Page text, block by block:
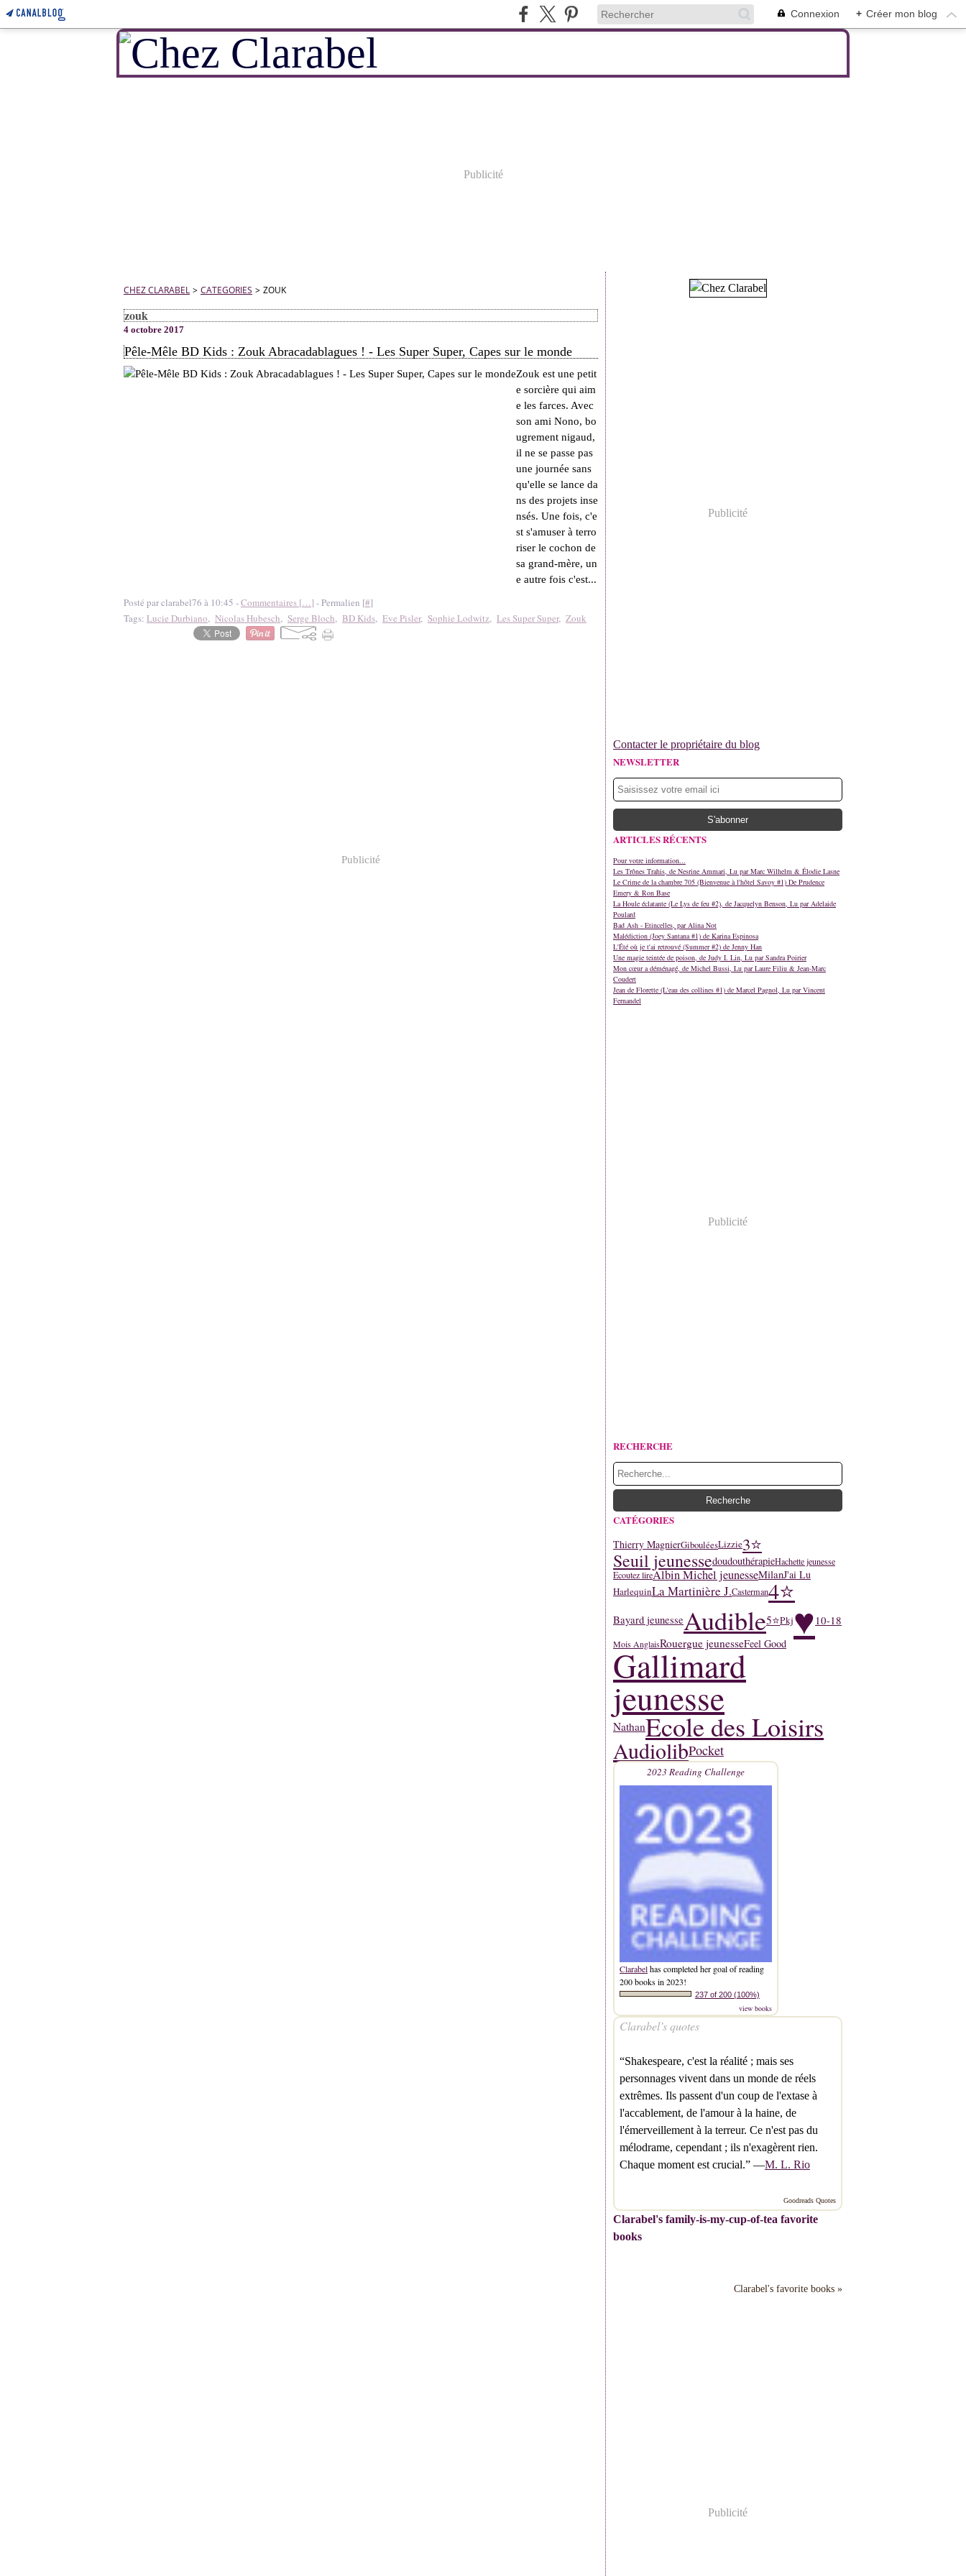
Connexion + Créer mon blog
Publicité
CHEZ CLARABEL > CATEGORIES > ZOUK
zouk
4 octobre 2017
Pêle-Mêle BD Kids : Zouk Abracadablagues ! - Les Super Super, Capes sur le monde
Zouk est une petit
e sorcière qui aim
e les farces. Avec
son ami Nono, bo
ugrement nigaud,
il ne se passe pas
une journée sans
qu'elle se lance da
ns des projets inse
nsés. Une fois, c'e
st s'amuser à terro
riser le cochon de
sa grand-mère, un
e autre fois c'est...
Posté par clarabel76 à 10:45 -Commentaires […] - Permalien [#]
Tags: Lucie Durbiano, Nicolas Hubesch, Serge Bloch, BD Kids, Eve Pisler, Sophie Lodwitz, Les Super Super, Zouk
Publicité
Publicité
Contacter le propriétaire du blog
NEWSLETTER
ARTICLES RÉCENTS
Pour votre information...
Les Trônes Trahis, de Nesrine Ammari, Lu par Marc Wilhelm & Élodie Lasne
Le Crime de la chambre 705 (Bienvenue à l'hôtel Savoy #1) De Prudence
Emery & Ron Base
La Houle éclatante (Le Lys de feu #2), de Jacquelyn Benson, Lu par Adelaide
Poulard
Bad Ash - Etincelles, par Alina Not
Malédiction (Joey Santana #1) de Karina Espinosa
L'Été où je t'ai retrouvé (Summer #2) de Jenny Han
Une magie teintée de poison, de Judy I. Lin, Lu par Sandra Poirier
Mon cœur a déménagé, de Michel Bussi, Lu par Laure Filiu & Jean-Marc
Coudert
Jean de Florette (L'eau des collines #1) de Marcel Pagnol, Lu par Vincent
Fernandel
Publicité
RECHERCHE
CATÉGORIES
Thierry MagnierGibouléesLizzie3⭐
Seuil jeunessedoudouthérapieHachette jeunesse
Ecoutez lireAlbin Michel jeunesseMilanJ'ai Lu
HarlequinLa Martinière J.Casterman4⭐
Bayard jeunesseAudible5⭐Pkj♥ 10-18
Mois AnglaisRouergue jeunesseFeel Good
Gallimard
jeunesse
NathanEcole des Loisirs
AudiolibPocket
2023 Reading Challenge
Clarabelhas completed her goal of reading
200 books in 2023!
237 of 200 (100%)
view books
Clarabel’s quotes
“Shakespeare, c'est la réalité ; mais ses
personnages vivent dans un monde de réels
extrêmes. Ils passent d'un coup de l'extase à
l'accablement, de l'amour à la haine, de
l'émerveillement à la terreur. Ce n'est pas du
mélodrame, cependant ; ils n'exagèrent rien.
Chaque moment est crucial.” —M. L. Rio
Goodreads Quotes
Clarabel's family-is-my-cup-of-tea favorite
books
Clarabel's favorite books »
Publicité